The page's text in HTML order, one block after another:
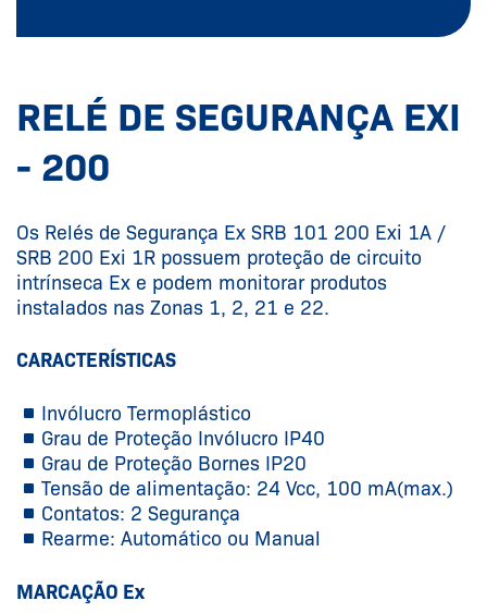
RELÉ DE SEGURANÇA EXI
- 200
Os Relés de Segurança Ex SRB 101 200 Exi 1A /
SRB 200 Exi 1R possuem proteção de circuito
intrínseca Ex e podem monitorar produtos
instalados nas Zonas 1, 2, 21 e 22.
CARACTERÍSTICAS
Invólucro Termoplástico
Grau de Proteção Invólucro IP40
Grau de Proteção Bornes IP20
Tensão de alimentação: 24 Vcc, 100 mA(max.)
Contatos: 2 Segurança
Rearme: Automático ou Manual
MARCAÇÃO Ex